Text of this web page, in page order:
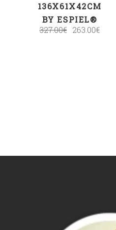
136X61X42CM
BY ESPIEL®
327.00€ 263.00€